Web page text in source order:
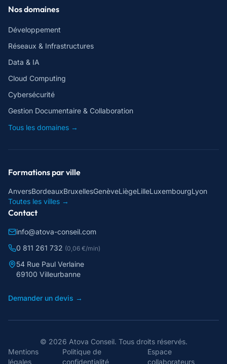
Nos domaines
Développement
Réseaux & Infrastructures
Data & IA
Cloud Computing
Cybersécurité
Gestion Documentaire & Collaboration
Tous les domaines →
Formations par ville
AnversBordeauxBruxellesGenèveLiègeLilleLuxembourgLyon
Toutes les villes →
Contact
info@atova-conseil.com
0 811 261 732 (0,06 €/min)
54 Rue Paul Verlaine
69100 Villeurbanne
Demander un devis →
© 2026 Atova Conseil. Tous droits réservés.
Mentions
légales
Politique de
confidentialité
Espace
collaborateurs